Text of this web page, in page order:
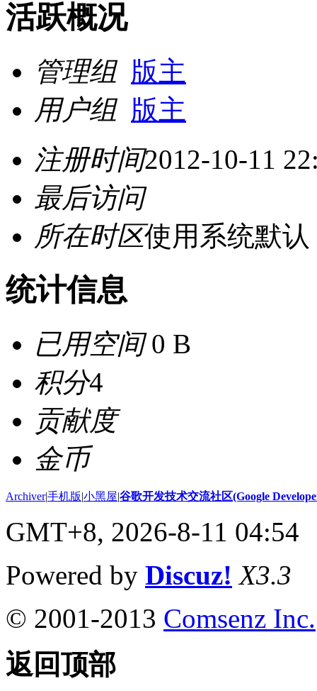
活跃概况
管理组 版主
用户组 版主
注册时间2012-10-11
最后访问
所在时区使用系统默认
统计信息
已用空间0 B
积分4
贡献度
金币
Archiver|手机版|小黑屋|谷歌开发技术交流社区(Google
GMT+8, 2026-8-11 04:54
Powered by Discuz! X3.3
© 2001-2013 Comsenz Inc.
返回顶部